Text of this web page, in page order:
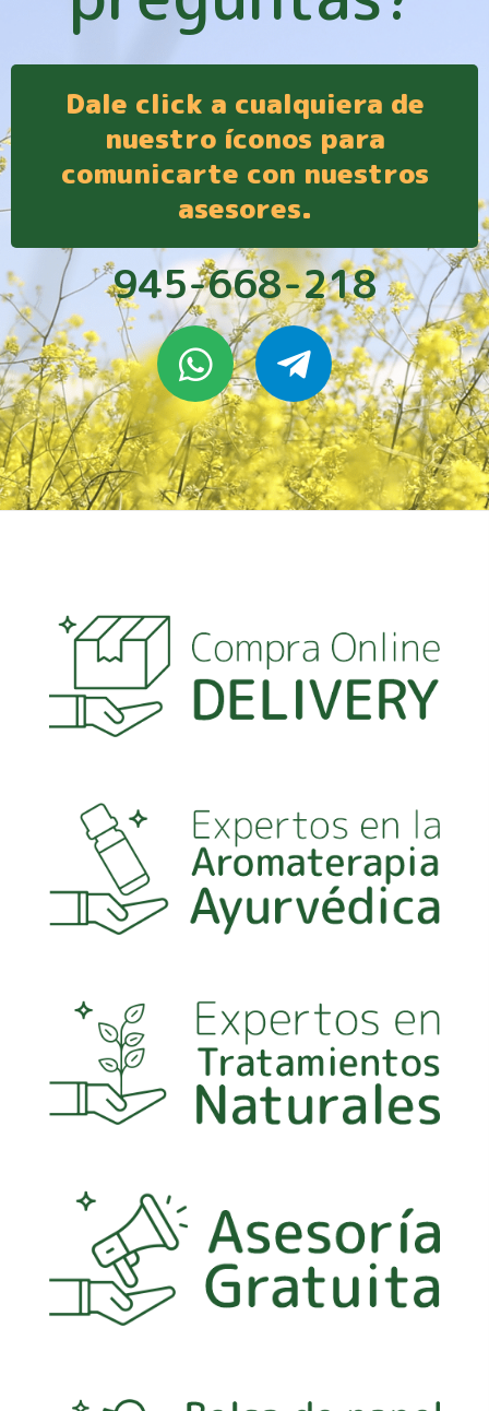
Dale click a cualquiera de
nuestro íconos para
comunicarte con nuestros
asesores.
945-668-218